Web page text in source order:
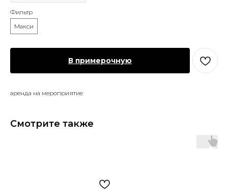
Фильтр
Макси
В примерочную
аренда на мероприятие
Смотрите также